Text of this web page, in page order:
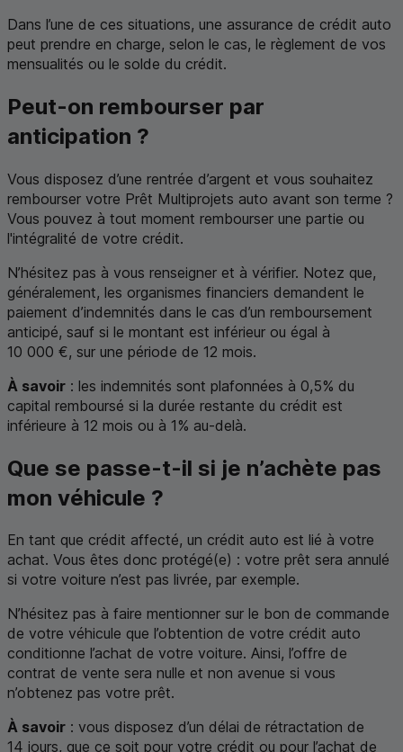
Dans l’une de ces situations, une assurance de crédit auto
peut prendre en charge, selon le cas, le règlement de vos
mensualités ou le solde du crédit.
Peut-on rembourser par
anticipation ?
Vous disposez d’une rentrée d’argent et vous souhaitez
rembourser votre Prêt Multiprojets auto avant son terme ?
Vous pouvez à tout moment rembourser une partie ou
l'intégralité de votre crédit.
N’hésitez pas à vous renseigner et à vérifier. Notez que,
généralement, les organismes financiers demandent le
paiement d’indemnités dans le cas d’un remboursement
anticipé, sauf si le montant est inférieur ou égal à
10 000 €, sur une période de 12 mois.
À savoir : les indemnités sont plafonnées à 0,5% du
capital remboursé si la durée restante du crédit est
inférieure à 12 mois ou à 1% au-delà.
Que se passe-t-il si je n’achète pas
mon véhicule ?
En tant que crédit affecté, un crédit auto est lié à votre
achat. Vous êtes donc protégé(e) : votre prêt sera annulé
si votre voiture n’est pas livrée, par exemple.
N’hésitez pas à faire mentionner sur le bon de commande
de votre véhicule que l’obtention de votre crédit auto
conditionne l’achat de votre voiture. Ainsi, l’offre de
contrat de vente sera nulle et non avenue si vous
n’obtenez pas votre prêt.
À savoir : vous disposez d’un délai de rétractation de
14 jours, que ce soit pour votre crédit ou pour l’achat de